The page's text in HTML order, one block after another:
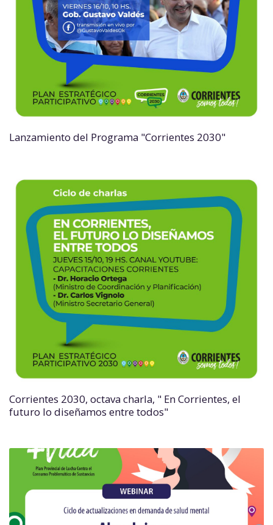
Lanzamiento del Programa "Corrientes 2030"
Corrientes 2030, octava charla, " En Corrientes, el
futuro lo diseñamos entre todos"